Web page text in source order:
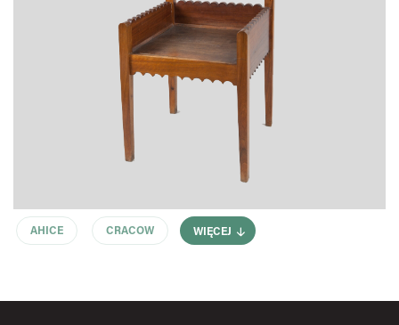
AHICE CRACOW WIĘCEJ